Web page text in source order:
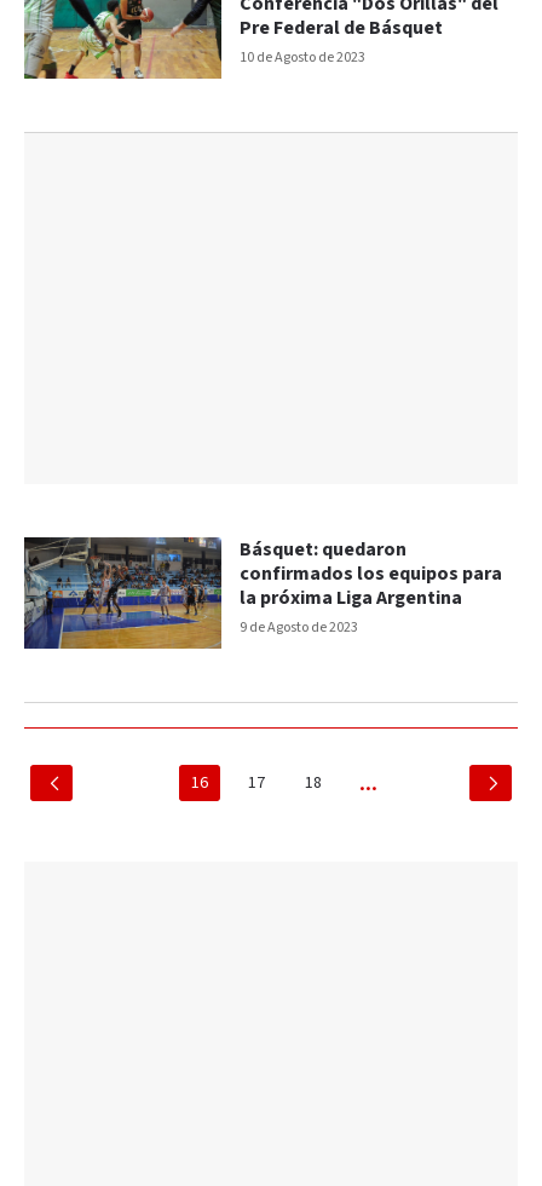
10 de Agosto de 2023
Pre Federal de Básquet
9 de Agosto de 2023
Básquet: quedaron
confirmados los equipos para
la próxima Liga Argentina
16 17 18